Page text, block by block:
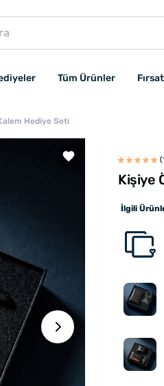
Tüm Ürünler
Hediye Seti
Kişiye
İlgili